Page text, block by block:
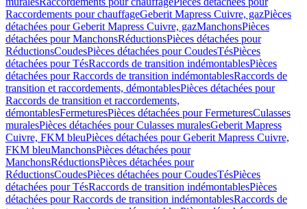
Raccordements pour chauffageGeberit Mapress Cuivre, gazPièces
détachées pour Geberit Mapress Cuivre, gazManchonsPièces
détachées pour ManchonsRéductionsPièces détachées pour
RéductionsCoudesPièces détachées pour CoudesTésPièces
détachées pour TésRaccords de transition indémontablesPièces
détachées pour Raccords de transition indémontablesRaccords de
transition et raccordements, démontablesPièces détachées pour
Raccords de transition et raccordements,
démontablesFermeturesPièces détachées pour FermeturesCulasses
muralesPièces détachées pour Culasses muralesGeberit Mapress
Cuivre, FKM bleuPièces détachées pour Geberit Mapress Cuivre,
FKM bleuManchonsPièces détachées pour
ManchonsRéductionsPièces détachées pour
RéductionsCoudesPièces détachées pour CoudesTésPièces
détachées pour TésRaccords de transition indémontablesPièces
détachées pour Raccords de transition indémontablesRaccords de